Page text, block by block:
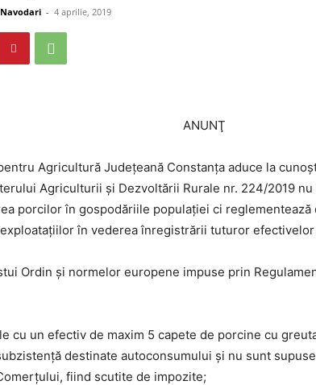
- 4 aprilie, 2019
ANUNŢ
Agricultură Judeţeană Constanţa aduce la
Agriculturii şi Dezvoltării Rurale nr. 224/2019
porcilor în gospodăriile populaţiei ci
în vederea înregistrării tuturor efectivelor
Ordin şi normelor europene impuse prin
cu un efectiv de maxim 5 capete de porcine cu
destinate autoconsumului şi nu sunt
fiind scutite de impozite;